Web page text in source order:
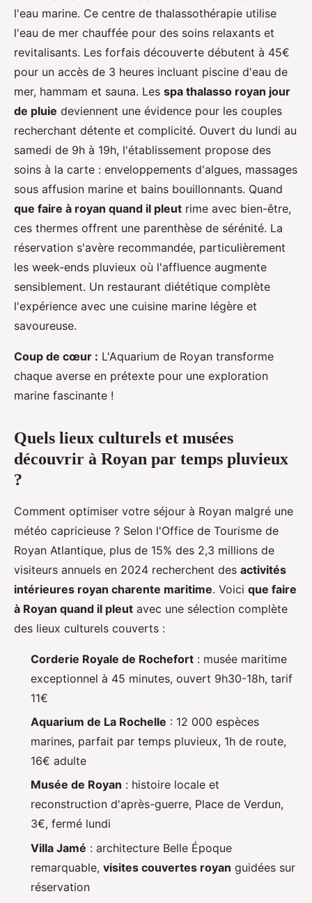
l'eau marine. Ce centre de thalassothérapie utilise
l'eau de mer chauffée pour des soins relaxants et
revitalisants. Les forfais découverte débutent à 45€
pour un accès de 3 heures incluant piscine d'eau de
mer, hammam et sauna. Les spa thalasso royan jour
de pluie deviennent une évidence pour les couples
recherchant détente et complicité. Ouvert du lundi au
samedi de 9h à 19h, l'établissement propose des
soins à la carte : enveloppements d'algues, massages
sous affusion marine et bains bouillonnants. Quand
que faire à royan quand il pleut rime avec bien-être,
ces thermes offrent une parenthèse de sérénité. La
réservation s'avère recommandée, particulièrement
les week-ends pluvieux où l'affluence augmente
sensiblement. Un restaurant diététique complète
l'expérience avec une cuisine marine légère et
savoureuse.
Coup de cœur : L'Aquarium de Royan transforme
chaque averse en prétexte pour une exploration
marine fascinante !
Quels lieux culturels et musées
découvrir à Royan par temps pluvieux
?
Comment optimiser votre séjour à Royan malgré une
météo capricieuse ? Selon l'Office de Tourisme de
Royan Atlantique, plus de 15% des 2,3 millions de
visiteurs annuels en 2024 recherchent des activités
intérieures royan charente maritime. Voici que faire
à Royan quand il pleut avec une sélection complète
des lieux culturels couverts :
Corderie Royale de Rochefort : musée maritime
exceptionnel à 45 minutes, ouvert 9h30-18h, tarif
11€
Aquarium de La Rochelle : 12 000 espèces
marines, parfait par temps pluvieux, 1h de route,
16€ adulte
Musée de Royan : histoire locale et
reconstruction d'après-guerre, Place de Verdun,
3€, fermé lundi
Villa Jamé : architecture Belle Époque
remarquable, visites couvertes royan guidées sur
réservation